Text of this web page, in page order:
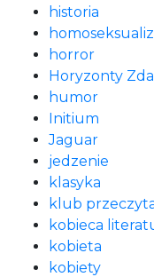
historia
horror
Horyzonty
humor
Initium
Jaguar
jedzenie
klasyka
klub
kobieca
kobieta
kobiety